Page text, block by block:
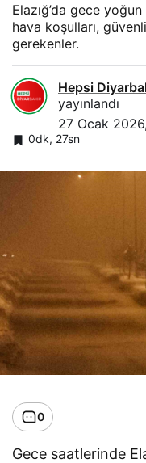
Elazığ’da gece
hava koşulları,
gerekenler.
Hepsi
yayınlandı
27 Ocak
0dk, 27sn
0
Gece saatlerinde